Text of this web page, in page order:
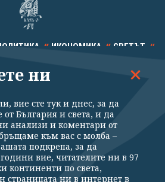
ИКОНОМИКА СВЕТЪТ
ТЕХНОЛОГИИ КАЛЕЙДОСКОП
Политика за поверителност
ни
вие сте тук и днес, за да
България и света, и да
анализи и коментари от
към вас с молба –
подкрепа, за да
вие, читателите ни в 97
континенти по света,
страницата ни в интернет в